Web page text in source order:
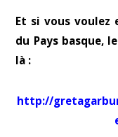
Et si vous voulez
du Pays basque,
là :
http://